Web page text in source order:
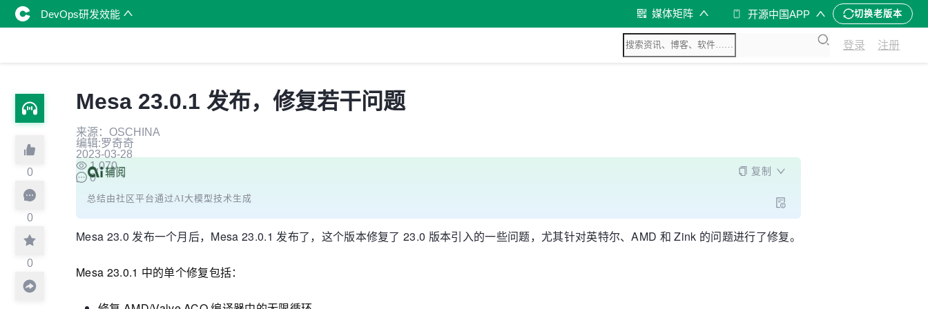
DevOps研发效能 媒体矩阵 开源中国APP 切换老版本
登录 注册
0
0
0
Mesa 23.0.1 发布，修复若干问题
来源：OSCHINA
编辑:罗奇奇
2023-03-28
1,070
0
复制
总结由社区平台通过AI大模型技术生成
Mesa 23.0 发布一个月后，Mesa 23.0.1 发布了，这个版本修复了 23.0 版本引入的一些问题，尤其针对英特尔、AMD 和 Zink 的问题进行了修复。
Mesa 23.0.1 中的单个修复包括：